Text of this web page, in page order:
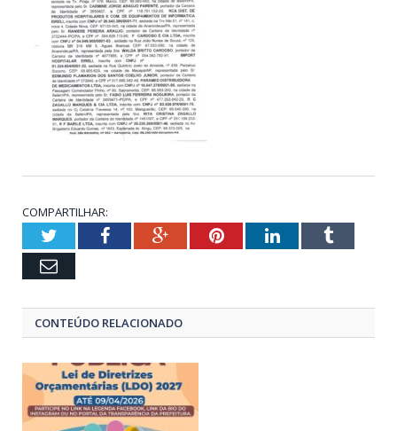
COMPARTILHAR:
TwitterFacebookGoogle+PinterestLinkedInTumblr
Email
CONTEÚDO RELACIONADO